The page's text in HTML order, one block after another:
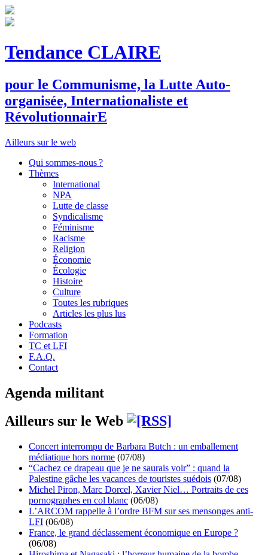
Tendance CLAIRE
pour le Communisme, la Lutte Auto-
organisée, Internationaliste et
RévolutionnairE
Ailleurs sur le web
Qui sommes-nous ?
Thèmes
International
NPA
Lutte de classe
Syndicalisme
Féminisme
Racisme
Religion
Économie
Écologie
Histoire
Culture
Toutes les rubriques
Articles les plus lus
Podcasts
Formation
TC et LFI
F.A.Q.
Contact
Agenda militant
Ailleurs sur le Web
Concert interrompu de Barbara Butch : un emballement
médiatique hors norme (07/08)
“Cachez ce drapeau que je ne saurais voir” : quand la
Palestine gâche les vacances de touristes suédois (07/08)
Michel Piron, Marc Dorcel, Xavier Niel… Portraits de ces
pornographes en col blanc (06/08)
L’ARCOM rappelle à l’ordre BFM sur ses mensonges anti-
LFI (06/08)
France, le grand déclassement économique en Europe ?
(06/08)